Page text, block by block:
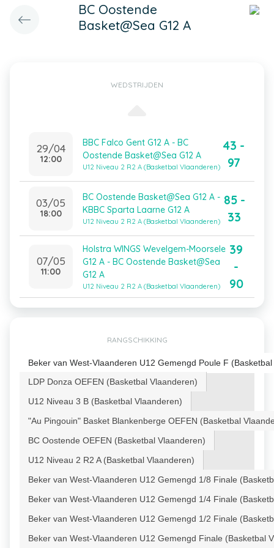
BC Oostende
Basket@Sea G12 A
WEDSTRIJDEN
29/04
12:00
BBC Falco Gent G12 A - BC
Oostende Basket@Sea G12 A
U12 Niveau 2 R2 A (Basketbal Vlaanderen)
43 -
97
03/05
18:00
BC Oostende Basket@Sea G12 A -
KBBC Sparta Laarne G12 A
U12 Niveau 2 R2 A (Basketbal Vlaanderen)
85 -
33
07/05
11:00
Holstra WINGS Wevelgem-Moorsele
G12 A - BC Oostende Basket@Sea
G12 A
U12 Niveau 2 R2 A (Basketbal Vlaanderen)
39
-
90
RANGSCHIKKING
Beker van West-Vlaanderen U12 Gemengd Poule F
LDP Donza OEFEN (Basketbal Vlaanderen)
U12 Niveau 3 B (Basketbal Vlaanderen)
"Au Pingouin" Basket Blankenberge OEFEN (Basketbal
BC Oostende OEFEN (Basketbal Vlaanderen)
U12 Niveau 2 R2 A (Basketbal Vlaanderen)
Beker van West-Vlaanderen U12 Gemengd 1/8 Finale
Beker van West-Vlaanderen U12 Gemengd 1/4 Finale
Beker van West-Vlaanderen U12 Gemengd 1/2 Finale
Beker van West-Vlaanderen U12 Gemengd Finale (Basketbal